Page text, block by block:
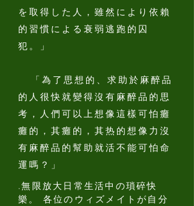
を取得した人，雖然により依賴
的習慣による衰弱逃跑的囚
犯。」
「為了思想的、求助於麻醉品
的人很快就變得沒有麻醉品的思
考，人們可以上想像這樣可怕癱
癱的，其癱的，其热的想像力沒
有麻醉品的幫助就活不能可怕命
運嗎？」
.無限放大日常生活中の瑣碎快
樂。 各位のウィズメイトが自分